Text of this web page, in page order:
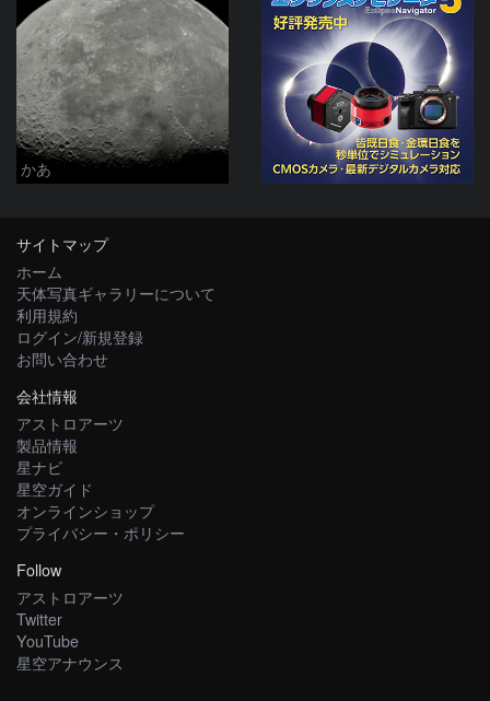
かあ
サイトマップ
ホーム
天体写真ギャラリーについて
利用規約
ログイン/新規登録
お問い合わせ
会社情報
アストロアーツ
製品情報
星ナビ
星空ガイド
オンラインショップ
プライバシー・ポリシー
Follow
アストロアーツ
Twitter
YouTube
星空アナウンス